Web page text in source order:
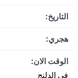
التاريخ:
هجري:
الوقت الان:
في الدلنج